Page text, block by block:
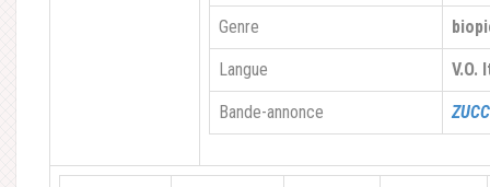
Genre
Langue V.O.
Bande-annonce